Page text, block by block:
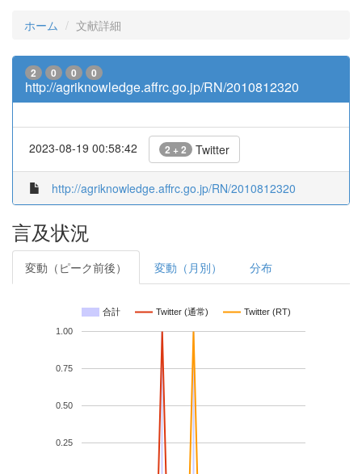
ホーム 文献詳細
2 0 0 0
http://agriknowledge.affrc.go.jp/RN/2010812320
2023-08-19 00:58:42 2 + 2 Twitter
http://agriknowledge.affrc.go.jp/RN/2010812320
言及状況
変動（ピーク前後） 変動（月別） 分布
合計 Twitter (通常) Twitter (RT)
0.25
0.50
0.75
1.00